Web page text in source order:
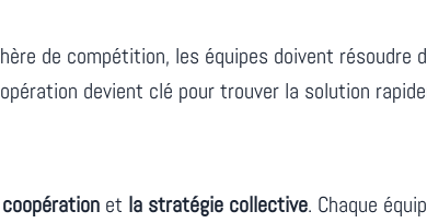
de compétition, les équipes doivent
devient clé pour trouver la solution
coopération et la stratégie collective. Chaque